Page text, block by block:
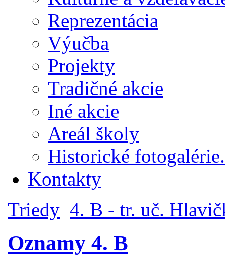
Reprezentácia
Výučba
Projekty
Tradičné akcie
Iné akcie
Areál školy
Historické
Kontakty
Triedy 4. B - tr. uč.
Oznamy 4. B